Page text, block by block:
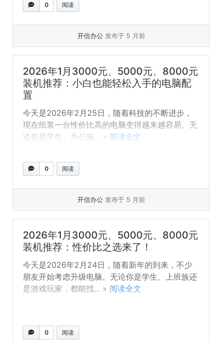
0 阅读
开信办公 发布于 5 月前
2026年1月3000元、5000元、8000元
装机推荐：小白也能轻松入手的电脑配
置
今天是2026年2月25日，随着科技的不断进步，
现在组装一台性价比高的电脑变得越来越容易。无
论你是学生、办公族... » 阅读全文
0 阅读
开信办公 发布于 5 月前
2026年1月3000元、5000元、8000元
装机推荐：性价比之选来了！
今天是2026年2月24日，随着新年的到来，不少
朋友开始考虑升级电脑。无论你是学生、上班族还
是游戏玩家，都能找... » 阅读全文
0 阅读